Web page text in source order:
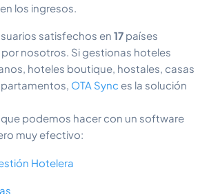
los ingresos.
satisfechos en 17 países
nosotros. Si gestionas hoteles
hoteles boutique, hostales, casas
OTA Sync es la solución
podemos hacer con un software
muy efectivo:
Hotelera